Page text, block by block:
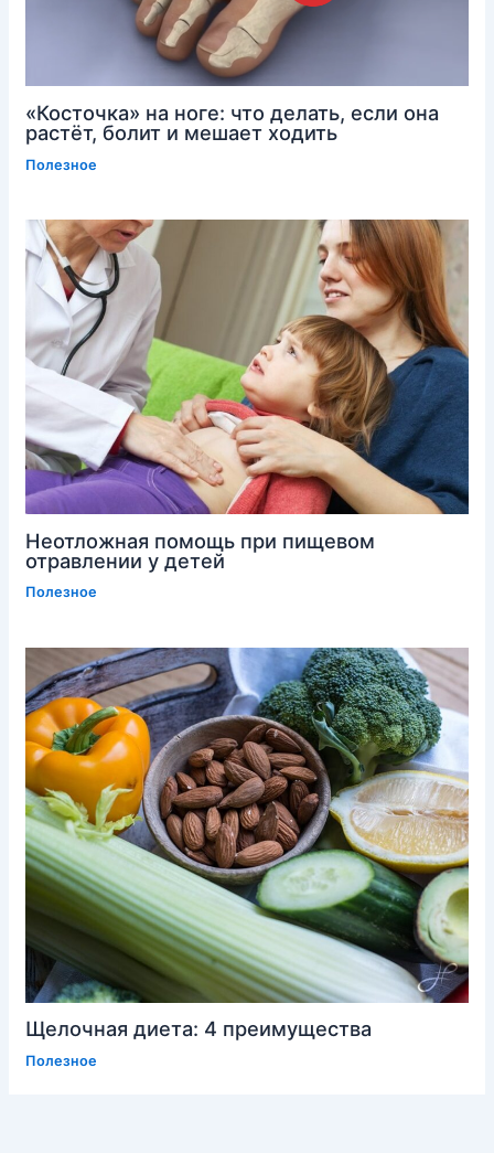
«Косточка» на ноге: что делать, если она
растёт, болит и мешает ходить
Полезное
Неотложная помощь при пищевом
отравлении у детей
Полезное
Щелочная диета: 4 преимущества
Полезное